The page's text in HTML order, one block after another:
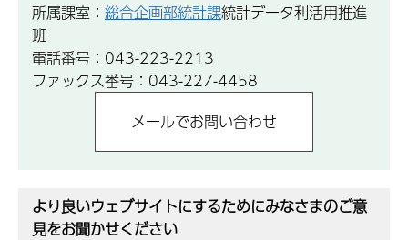
所属課室： 総合企画部統計課統計データ利活用推進
班
電話番号：043-223-2213
ファックス番号：043-227-4458
より良いウェブサイトにするためにみなさまのご意
見をお聞かせください